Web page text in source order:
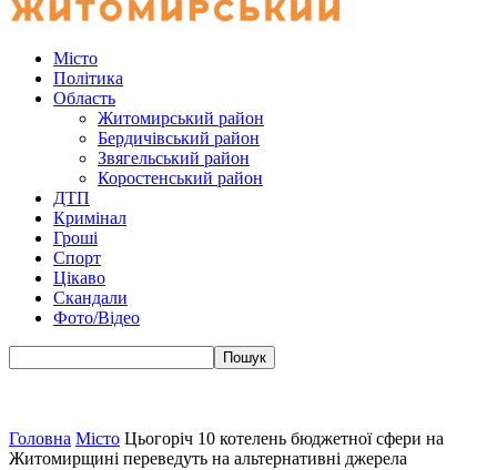
Місто
Політика
Область
Житомирський район
Бердичівський район
Звягельський район
Коростенський район
ДТП
Кримінал
Гроші
Спорт
Цікаво
Скандали
Фото/Відео
Головна Місто Цьогоріч 10 котелень бюджетної сфери на
Житомирщині переведуть на альтернативні джерела